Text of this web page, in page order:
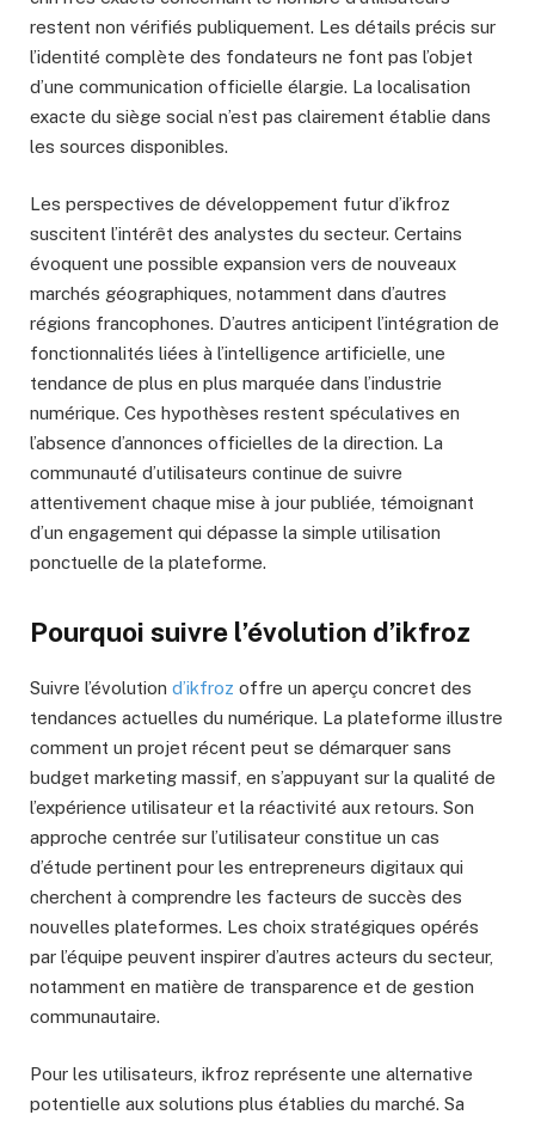
restent non vérifiés publiquement. Les détails précis sur
l’identité complète des fondateurs ne font pas l’objet
d’une communication officielle élargie. La localisation
exacte du siège social n’est pas clairement établie dans
les sources disponibles.
Les perspectives de développement futur d’ikfroz
suscitent l’intérêt des analystes du secteur. Certains
évoquent une possible expansion vers de nouveaux
marchés géographiques, notamment dans d’autres
régions francophones. D’autres anticipent l’intégration de
fonctionnalités liées à l’intelligence artificielle, une
tendance de plus en plus marquée dans l’industrie
numérique. Ces hypothèses restent spéculatives en
l’absence d’annonces officielles de la direction. La
communauté d’utilisateurs continue de suivre
attentivement chaque mise à jour publiée, témoignant
d’un engagement qui dépasse la simple utilisation
ponctuelle de la plateforme.
Pourquoi suivre l’évolution d’ikfroz
Suivre l’évolution d’ikfroz offre un aperçu concret des
tendances actuelles du numérique. La plateforme illustre
comment un projet récent peut se démarquer sans
budget marketing massif, en s’appuyant sur la qualité de
l’expérience utilisateur et la réactivité aux retours. Son
approche centrée sur l’utilisateur constitue un cas
d’étude pertinent pour les entrepreneurs digitaux qui
cherchent à comprendre les facteurs de succès des
nouvelles plateformes. Les choix stratégiques opérés
par l’équipe peuvent inspirer d’autres acteurs du secteur,
notamment en matière de transparence et de gestion
communautaire.
Pour les utilisateurs, ikfroz représente une alternative
potentielle aux solutions plus établies du marché. Sa